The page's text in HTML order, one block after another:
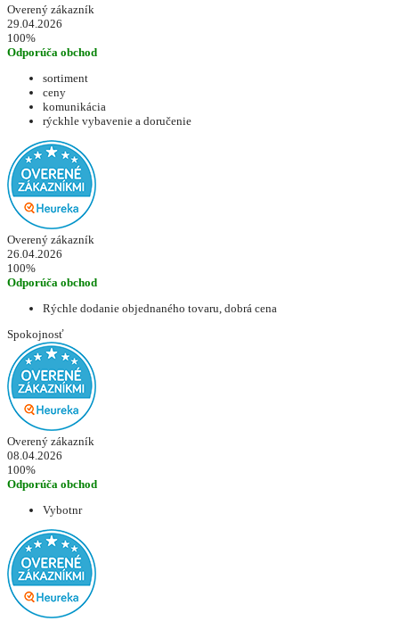
Overený zákazník
29.04.2026
100%
Odporúča obchod
sortiment
ceny
komunikácia
rýckhle vybavenie a doručenie
Overený zákazník
26.04.2026
100%
Odporúča obchod
Rýchle dodanie objednaného tovaru, dobrá cena
Spokojnosť
Overený zákazník
08.04.2026
100%
Odporúča obchod
Vybotnr